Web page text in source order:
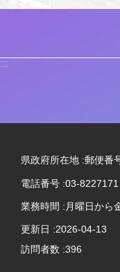
:::
県政府所在地 :郵便番
電話番号 :03-8227171
業務時間 :月曜日から
更新日
2026-04-13
訪問者数 396